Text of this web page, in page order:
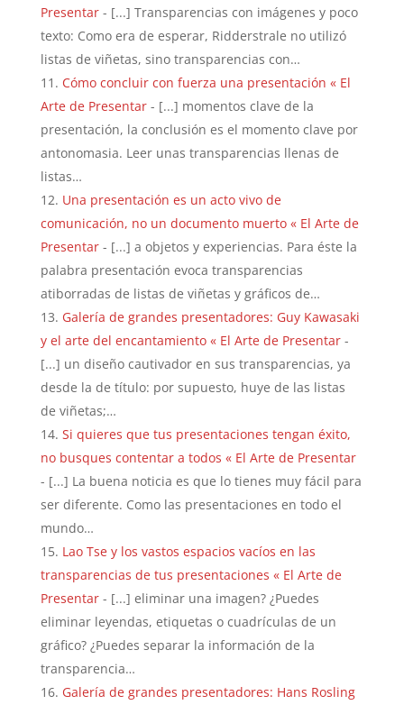
Presentar- [...] Transparencias con imágenes y poco
texto: Como era de esperar, Ridderstrale no utilizó
listas de viñetas, sino transparencias con…
Cómo concluir con fuerza una presentación « El
Arte de Presentar- [...] momentos clave de la
presentación, la conclusión es el momento clave por
antonomasia. Leer unas transparencias llenas de
listas…
Una presentación es un acto vivo de
comunicación, no un documento muerto « El Arte de
Presentar- [...] a objetos y experiencias. Para éste la
palabra presentación evoca transparencias
atiborradas de listas de viñetas y gráficos de…
Galería de grandes presentadores: Guy Kawasaki
y el arte del encantamiento « El Arte de Presentar-
[...] un diseño cautivador en sus transparencias, ya
desde la de título: por supuesto, huye de las listas
de viñetas;…
Si quieres que tus presentaciones tengan éxito,
no busques contentar a todos « El Arte de Presentar
- [...] La buena noticia es que lo tienes muy fácil para
ser diferente. Como las presentaciones en todo el
mundo…
Lao Tse y los vastos espacios vacíos en las
transparencias de tus presentaciones « El Arte de
Presentar- [...] eliminar una imagen? ¿Puedes
eliminar leyendas, etiquetas o cuadrículas de un
gráfico? ¿Puedes separar la información de la
transparencia…
Galería de grandes presentadores: Hans Rosling